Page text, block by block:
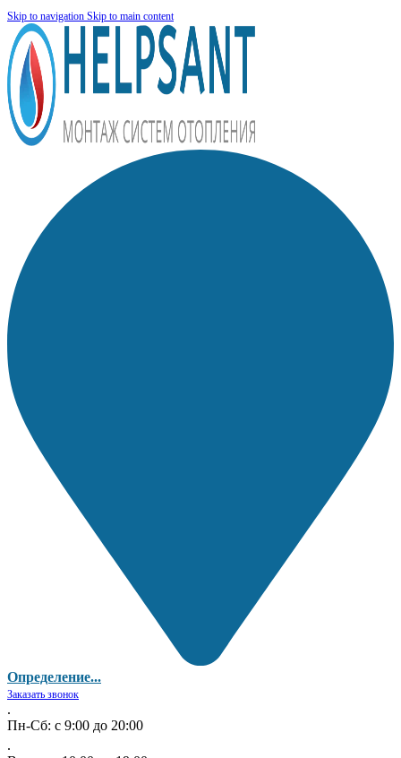
Skip to navigation Skip to main content
Определение...
Заказать звонок
.
Пн-Сб: с 9:00 до 20:00
.